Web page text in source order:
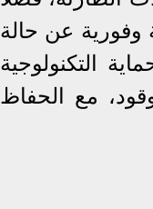
وفورية عن حالة
التكنولوجية
مع الحفاظ